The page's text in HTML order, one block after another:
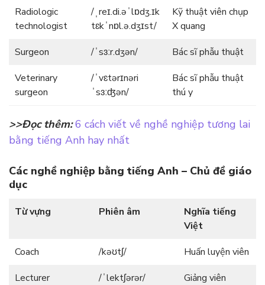
Radiologic
technologist
/ˌreɪ.di.əˈlɒdʒ.ɪk
tɛkˈnɒl.ə.dʒɪst/
Kỹ thuật viên chụp
X quang
Surgeon
/ˈsɜːr.dʒən/
Bác sĩ phẫu thuật
Veterinary
surgeon
/ˈvɛtərɪnəri
ˈsɜːʤən/
Bác sĩ phẫu thuật
thú y
>>Đọc thêm:6 cách viết về nghề nghiệp tương lai
bằng tiếng Anh hay nhất
Các nghề nghiệp bằng tiếng Anh – Chủ đề giáo
dục
Từ vựng Phiên âm
Nghĩa tiếng
Việt
Coach
/kəʊtʃ/
Huấn luyện viên
Lecturer
/ˈlektʃərər/
Giảng viên